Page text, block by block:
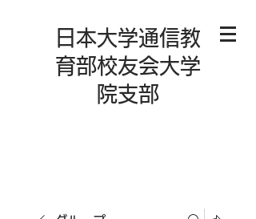
日本大学通信教
育部校友会大学
院支部